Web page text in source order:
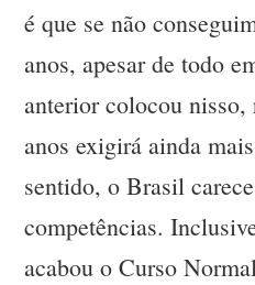
é que se não
anos, apesar de todo
anterior colocou nisso,
anos exigirá ainda
sentido, o Brasil
competências.
acabou o Curso